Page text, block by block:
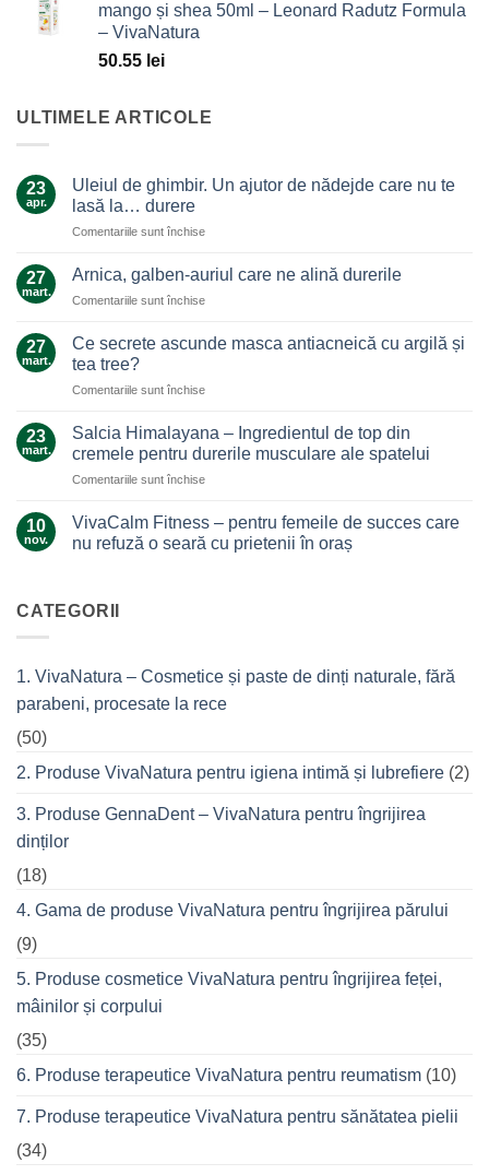
mango și shea 50ml – Leonard Radutz Formula
– VivaNatura
50.55 lei
ULTIMELE ARTICOLE
23
apr.
Uleiul de ghimbir. Un ajutor de nădejde care nu te
lasă la… durere
Comentariile sunt închisepentru
de
Un
de
nu
lasă
la…
27
mart.
Arnica, galben-auriul care ne alină durerile
Comentariile sunt închisepentru
galben-
ne
durerile
27
mart.
Ce secrete ascunde masca antiacneică cu argilă și
tea tree?
Comentariile sunt închisepentru
secrete
ascunde
masca
antiacneică
argilă
23
mart.
Salcia Himalayana – Ingredientul de top din
cremele pentru durerile musculare ale spatelui
Comentariile sunt închisepentru
Himalayana
Ingredientul
musculare
ale
10
nov.
VivaCalm Fitness – pentru femeile de succes care
nu refuză o seară cu prietenii în oraș
VivaCalm
Fitness
de
care
seară
cu
în
oraș
CATEGORII
1. VivaNatura – Cosmetice și paste de dinți naturale, fără
parabeni, procesate la rece
(50)
2. Produse VivaNatura pentru igiena intimă și lubrefiere (2)
3. Produse GennaDent – VivaNatura pentru îngrijirea
dinților
(18)
4. Gama de produse VivaNatura pentru îngrijirea părului
(9)
5. Produse cosmetice VivaNatura pentru îngrijirea feței,
mâinilor și corpului
(35)
6. Produse terapeutice VivaNatura pentru reumatism (10)
7. Produse terapeutice VivaNatura pentru sănătatea pielii
(34)